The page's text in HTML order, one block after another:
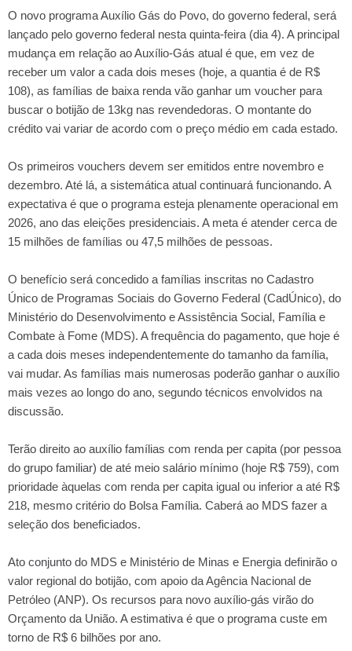
O novo programa Auxílio Gás do Povo, do governo federal, será
lançado pelo governo federal nesta quinta-feira (dia 4). A principal
mudança em relação ao Auxílio-Gás atual é que, em vez de
receber um valor a cada dois meses (hoje, a quantia é de R$
108), as famílias de baixa renda vão ganhar um voucher para
buscar o botijão de 13kg nas revendedoras. O montante do
crédito vai variar de acordo com o preço médio em cada estado.
Os primeiros vouchers devem ser emitidos entre novembro e
dezembro. Até lá, a sistemática atual continuará funcionando. A
expectativa é que o programa esteja plenamente operacional em
2026, ano das eleições presidenciais. A meta é atender cerca de
15 milhões de famílias ou 47,5 milhões de pessoas.
O benefício será concedido a famílias inscritas no Cadastro
Único de Programas Sociais do Governo Federal (CadÚnico), do
Ministério do Desenvolvimento e Assistência Social, Família e
Combate à Fome (MDS). A frequência do pagamento, que hoje é
a cada dois meses independentemente do tamanho da família,
vai mudar. As famílias mais numerosas poderão ganhar o auxílio
mais vezes ao longo do ano, segundo técnicos envolvidos na
discussão.
Terão direito ao auxílio famílias com renda per capita (por pessoa
do grupo familiar) de até meio salário mínimo (hoje R$ 759), com
prioridade àquelas com renda per capita igual ou inferior a até R$
218, mesmo critério do Bolsa Família. Caberá ao MDS fazer a
seleção dos beneficiados.
Ato conjunto do MDS e Ministério de Minas e Energia definirão o
valor regional do botijão, com apoio da Agência Nacional de
Petróleo (ANP). Os recursos para novo auxílio-gás virão do
Orçamento da União. A estimativa é que o programa custe em
torno de R$ 6 bilhões por ano.